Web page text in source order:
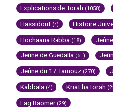
Explications de Torah (1058)
Hassidout (4) Histoire Juive
Hochaana Rabba (18)
Jeûne de Guedalia (51)
Jeûne du 17 Tamouz (270)
Kabbala (4) Kriat haTorah
Lag Baomer (29)